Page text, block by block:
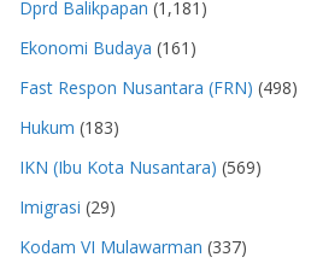
Dprd Balikpapan (1,181)
Ekonomi Budaya (161)
Fast Respon Nusantara (FRN) (498)
Hukum (183)
IKN (Ibu Kota Nusantara) (569)
Imigrasi (29)
Kodam VI Mulawarman (337)